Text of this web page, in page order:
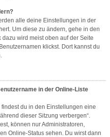
alle deine Einstellungen in der
Um diese zu ändern, gehe in den
dazu wird meist oben auf der Seite
klickst. Dort kannst du
in der Online-Liste
du in den Einstellungen eine
dieser Sitzung verbergen“.
können nur Administratoren,
Online-Status sehen. Du wirst dann